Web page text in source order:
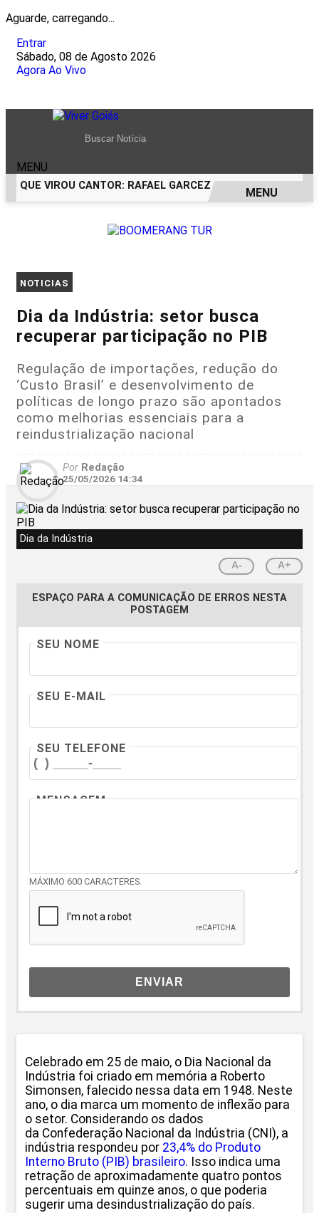
Aguarde, carregando...
Entrar
Sábado, 08 de Agosto 2026
Agora Ao Vivo
MENU
QUE VIROU CANTOR: RAFAEL GARCEZ CELEBRA 24 ANOS
MENU
NOTICIAS
Dia da Indústria: setor busca
recuperar participação no PIB
Regulação de importações, redução do
‘Custo Brasil’ e desenvolvimento de
políticas de longo prazo são apontados
como melhorias essenciais para a
reindustrialização nacional
Por Redação
25/05/2026 14:34
Dia da Indústria
A- A+
ESPAÇO PARA A COMUNICAÇÃO DE ERROS NESTA
POSTAGEM
SEU NOME
SEU E-MAIL
SEU TELEFONE
MENSAGEM
MÁXIMO 600 CARACTERES.
ENVIAR
Celebrado em 25 de maio, o Dia Nacional da
Indústria foi criado em memória a Roberto
Simonsen, falecido nessa data em 1948. Neste
ano, o dia marca um momento de inflexão para
o setor. Considerando os dados
da Confederação Nacional da Indústria (CNI), a
indústria respondeu por 23,4% do Produto
Interno Bruto (PIB) brasileiro. Isso indica uma
retração de aproximadamente quatro pontos
percentuais em quinze anos, o que poderia
sugerir uma desindustrialização do país.